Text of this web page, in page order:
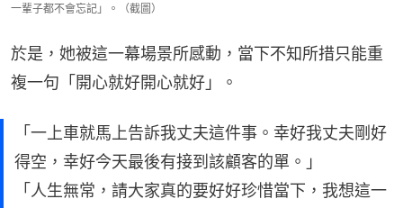
一輩子都不會忘記」。（截圖）
於是，她被這一幕場景所感動，當下不知所措只能重
複一句「開心就好開心就好」。
「一上車就馬上告訴我丈夫這件事。幸好我丈夫剛好
得空，幸好今天最後有接到該顧客的單。」
「人生無常，請大家真的要好好珍惜當下，我想這一